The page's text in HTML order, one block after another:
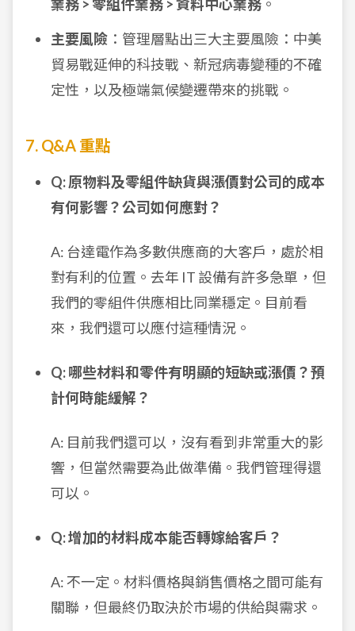
業務 > 零組件業務 > 資料中心業務 。
主要風險 ：管理層點出三大主要風險：中美
貿易戰延伸的科技戰、新冠病毒變種的不確
定性，以及極端氣候變遷帶來的挑戰。
7. Q&A 重點
Q: 原物料及零組件缺貨與漲價對公司的成本
有何影響？公司如何應對？
A: 台達電作為多數供應商的大客戶，處於相
對有利的位置。去年 IT 設備有許多急單，但
我們的零組件供應相比同業穩定。目前看
來，我們還可以應付這種情況。
Q: 哪些材料和零件有明顯的短缺或漲價？預
計何時能緩解？
A: 目前我們還可以，沒有看到非常重大的影
響，但當然需要為此做準備。我們管理得還
可以。
Q: 增加的材料成本能否轉嫁給客戶？
A: 不一定。材料價格與銷售價格之間可能有
關聯，但最終仍取決於市場的供給與需求。